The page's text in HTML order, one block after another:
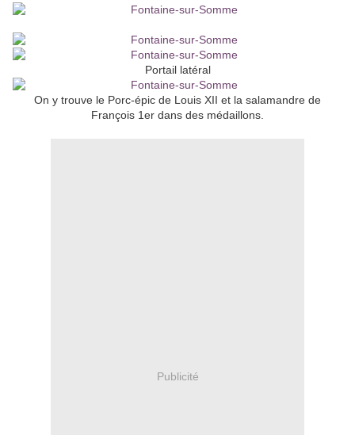
Portail latéral
On y trouve le Porc-épic de Louis XII et la salamandre de
François 1er dans des médaillons.
Publicité